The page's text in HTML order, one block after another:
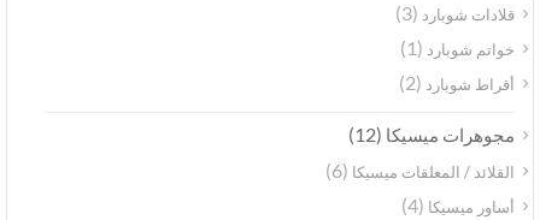
قلادات شوبارد(3)
خواتم شوبارد(1)
أقراط شوبارد(2)
مجوهرات ميسيكا(12)
القلائد / المعلقات ميسيكا(6)
أساور ميسيكا(4)